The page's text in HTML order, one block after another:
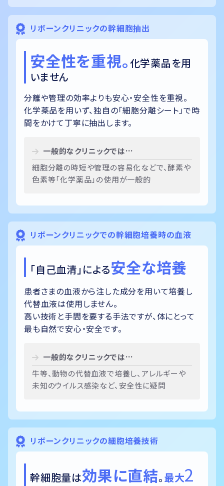
リボーンクリニックの幹細胞抽出
安全性を重視。化学薬品を用
いません
分離や管理の効率よりも安心・安全性を重視。
化学薬品を用いず、独自の「細胞分離シート」で時
間をかけて丁寧に抽出します。
一般的なクリニックでは…
細胞分離の時短や管理の容易化などで、酵素や
色素等「化学薬品」の使用が一般的
リボーンクリニックでの幹細胞培養時の血液
「自己血清」による安全な培養
患者さまの血液から注した成分を用いて培養し
代替血液は使用しません。
高い技術と手間を要する手法ですが、体にとって
最も自然で安心・安全です。
一般的なクリニックでは…
牛等、動物の代替血液で培養し、アレルギーや
未知のウイルス感染など、安全性に疑問
リボーンクリニックの細胞培養技術
幹細胞量は効果に直結。最大2